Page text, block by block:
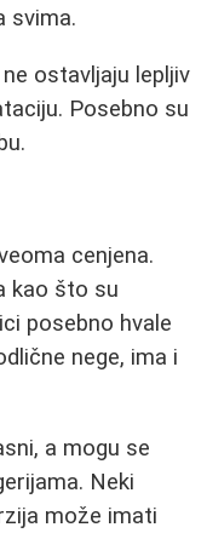
svima.
ostavljaju lepljiv
Posebno su
cenjena.
kao što su
posebno hvale
nege, ima i
a mogu se
Neki
može imati